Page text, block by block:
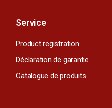
Service
Product registration
Déclaration de garantie
Catalogue de produits